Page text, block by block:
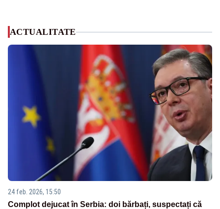
ACTUALITATE
24 feb. 2026, 15:50
Complot dejucat în Serbia: doi bărbați, suspectați că